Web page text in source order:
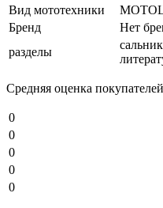
Вид мототехники
Бренд
Нет
разделы
Средняя оценка
0
0
0
0
0